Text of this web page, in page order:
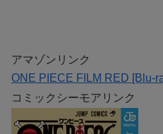
アマゾンリンク
ONE PIECE FILM RED [Blu-
コミックシーモアリンク